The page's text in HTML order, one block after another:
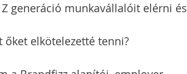
generáció munkavállalóit elérni és
elkötelezetté tenni?